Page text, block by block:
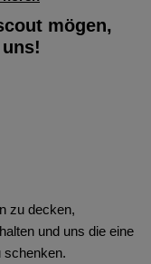
mögen,
zu decken,
und uns die eine
schenken.